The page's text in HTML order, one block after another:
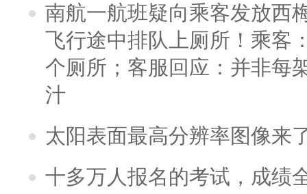
南航一航班疑向乘客发放西
飞行途中排队上厕所！乘客
个厕所；客服回应：并非每
汁
太阳表面最高分辨率图像来
十多万人报名的考试，成绩